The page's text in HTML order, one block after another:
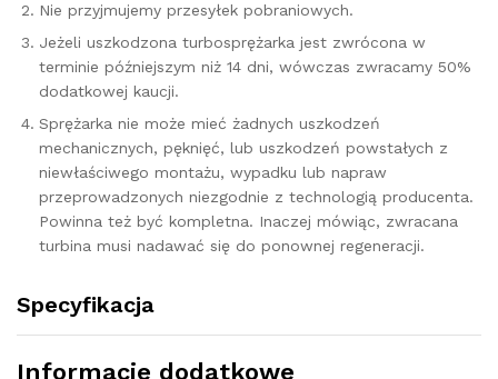
Nie przyjmujemy przesyłek pobraniowych.
Jeżeli uszkodzona turbosprężarka jest zwrócona w
terminie późniejszym niż 14 dni, wówczas zwracamy 50%
dodatkowej kaucji.
Sprężarka nie może mieć żadnych uszkodzeń
mechanicznych, pęknięć, lub uszkodzeń powstałych z
niewłaściwego montażu, wypadku lub napraw
przeprowadzonych niezgodnie z technologią producenta.
Powinna też być kompletna. Inaczej mówiąc, zwracana
turbina musi nadawać się do ponownej regeneracji.
Specyfikacja
Informacje dodatkowe